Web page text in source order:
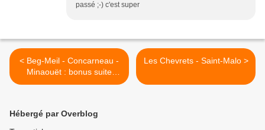
passé ;-) c'est super
< Beg-Meil - Concarneau -
Minaouët : bonus suite
week-end CK/mer
Les Chevrets - Saint-Malo >
Hébergé par Overblog